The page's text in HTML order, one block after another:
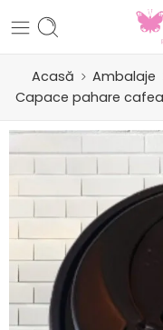
Acasă Ambalaje
Capace pahare cafea